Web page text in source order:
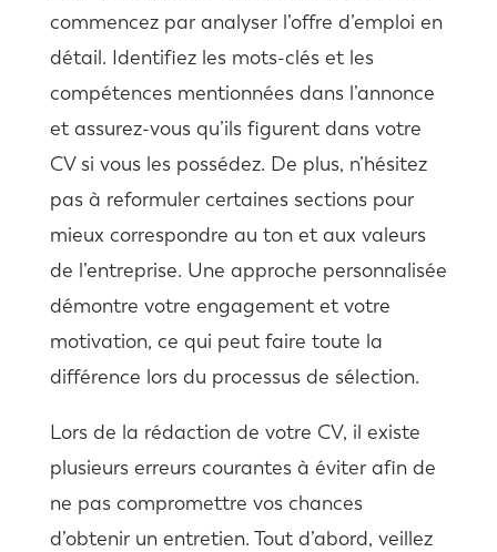
commencez par analyser l’offre d’emploi en
détail. Identifiez les mots-clés et les
compétences mentionnées dans l’annonce
et assurez-vous qu’ils figurent dans votre
CV si vous les possédez. De plus, n’hésitez
pas à reformuler certaines sections pour
mieux correspondre au ton et aux valeurs
de l’entreprise. Une approche personnalisée
démontre votre engagement et votre
motivation, ce qui peut faire toute la
différence lors du processus de sélection.
Lors de la rédaction de votre CV, il existe
plusieurs erreurs courantes à éviter afin de
ne pas compromettre vos chances
d’obtenir un entretien. Tout d’abord, veillez